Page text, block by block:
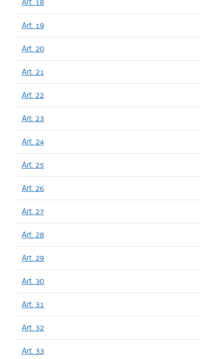
Art. 19
Art. 20
Art. 21
Art. 22
Art. 23
Art. 24
Art. 25
Art. 26
Art. 27
Art. 28
Art. 29
Art. 30
Art. 31
Art. 32
Art. 33